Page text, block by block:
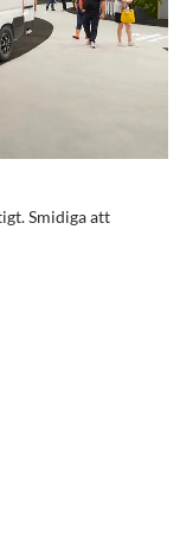
Smidiga att